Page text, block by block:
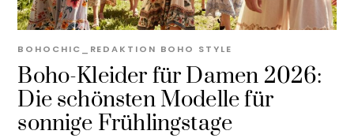
Boho-Kleider für Damen 2026:
Die schönsten Modelle für
sonnige Frühlingstage
BOHOCHIC_REDAKTION BOHO STYLE